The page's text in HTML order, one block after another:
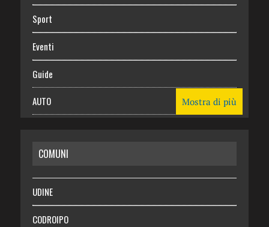
Sport
Eventi
Guide
AUTO
RISPARMIO
SALUTE
Necrologie
Mostra di più
COMUNI
UDINE
CODROIPO